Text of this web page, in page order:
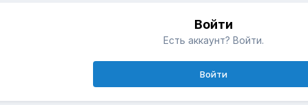
Войти
Есть аккаунт? Войти.
Войти